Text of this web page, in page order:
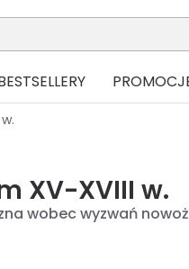
XV-XVIII w.
wobec wyzwań